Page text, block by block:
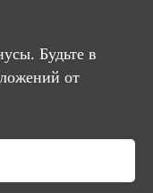
Будьте в
от